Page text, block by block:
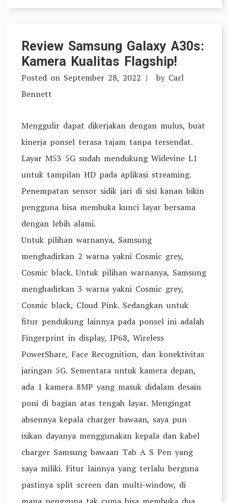
Review Samsung Galaxy A30s:
Kamera Kualitas Flagship!
Posted on September 28, 2022 by Carl
Bennett
Menggulir dapat dikerjakan dengan mulus, buat
kinerja ponsel terasa tajam tanpa tersendat.
Layar M53 5G sudah mendukung Widevine L1
untuk tampilan HD pada aplikasi streaming.
Penempatan sensor sidik jari di sisi kanan bikin
pengguna bisa membuka kunci layar bersama
dengan lebih alami.
Untuk pilihan warnanya, Samsung
menghadirkan 2 warna yakni Cosmic grey,
Cosmic black. Untuk pilihan warnanya, Samsung
menghadirkan 3 warna yakni Cosmic grey,
Cosmic black, Cloud Pink. Sedangkan untuk
fitur pendukung lainnya pada ponsel ini adalah
Fingerprint in display, IP68, Wireless
PowerShare, Face Recognition, dan konektivitas
jaringan 5G. Sementara untuk kamera depan,
ada 1 kamera 8MP yang masuk didalam desain
poni di bagian atas tengah layar. Mengingat
absennya kepala charger bawaan, saya pun
isikan dayanya menggunakan kepala dan kabel
charger Samsung bawaan Tab A S Pen yang
saya miliki. Fitur lainnya yang terlalu berguna
pastinya split screen dan multi-window, di
mana pengguna tak cuma bisa membuka dua